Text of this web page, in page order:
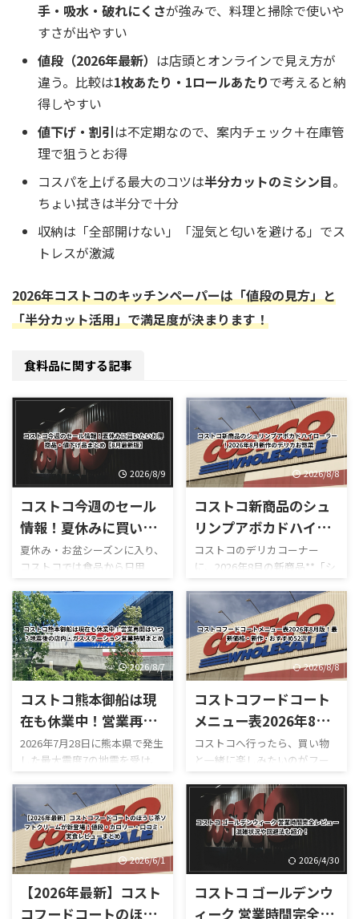
手・吸水・破れにくさが強みで、料理と掃除で使いや
すさが出やすい
値段（2026年最新） は店頭とオンラインで見え方が
違う。比較は1枚あたり・1ロールあたりで考えると納
得しやすい
値下げ・割引は不定期なので、案内チェック＋在庫管
理で狙うとお得
コスパを上げる最大のコツは半分カットのミシン目。
ちょい拭きは半分で十分
収納は「全部開けない」「湿気と匂いを避ける」でス
トレスが激減
2026年コストコのキッチンペーパーは「値段の見方」と
「半分カット活用」で満足度が決まります！
食料品に関する記事
2026/8/9
コストコ今週のセール
情報！夏休みに買いた
いお得商品・値下げ品
まとめ【8月最新版】
夏休み・お盆シーズンに入り、
コストコでは食品から日用
品、家電までさまざまな商品
がセール価格になっています。
Yahoo!ニュースでは、コストコ
へ頻繁に通う人などが**「今週
のお得を選抜！嬉しいセール
情報」**として最新の割引商品
を紹介しています。SNSでも
「夏休み中にうれしい割引」
として紹介され、注目を集め
ています。 一方、コストコ公
式サイトにも**「HOT
BUYS（お買得商品）」**とい
うセールページが用意されて
おり、現在値下げされている食
品・日用品・家電などを確認
できます。 「今週コストコで
何が安い ...
2026/8/8
コストコ新商品のシュ
リンプアボカドハイロ
ーラー！2026年8月新
作のデリカお惣菜
コストコのデリカコーナー
に、2026年8月の新商品**「シ
ュリンプアボカドハイローラ
ー」**が登場しました。 コス
トコのハイローラーといえ
ば、ベーコン・レタス・トマ
トを使った定番の「ハイロー
ラー（B.L.T）」を思い浮かべ
る人が多いですが、今回の新
作はかなり豪華。 最大の特徴
は、名前の通りプリプリの海
老とアボカドをたっぷり使って
いることです。 実際にカット
された断面を見ると、大きな海
老が何個も入っているものもあ
り、「海老が少し入っているハ
イローラー」というより、しっ
かり海老が主役になっていま
す。 さらに、 ...
2026/8/7
コストコ熊本御船は現
在も休業中！営業再開
はいつ？地震後の店
内・ガスステーション
営業時間まとめ
2026年7月28日に熊本県で発生
した最大震度7の地震を受け、
コストコ熊本御船倉庫店は現
在も臨時休業しています。
「今日コストコ熊本はやって
る？」 「営業再開はいつ？」
「店内はどうなっている？」
「ガソリンだけ入れられ
る？」 「フードコートは使え
る？」 と気になっている人も
多いのではないでしょうか。
2026/8/8
コストコフードコート
メニュー表2026年8月
版！最新価格・新作・
おすすめ52選
コストコへ行ったら、買い物
と一緒に楽しみたいのがフー
ドコートです。 180円のホット
ドッグをはじめ、巨大なピザ
やプルコギベイク、ソフトクリ
ーム、季節限定スムージーな
ど、コストコならではのボリュ
ーム満点メニューが並んでいま
す。 しかも2026年は新作がか
なり豊富。 現在は、 サーモン
ポキロール ボロネーゼポテト
2026/6/1
【2026年最新】コスト
コフードコートのほう
2026/4/30
コストコ ゴールデンウ
ィーク 営業時間完全レ